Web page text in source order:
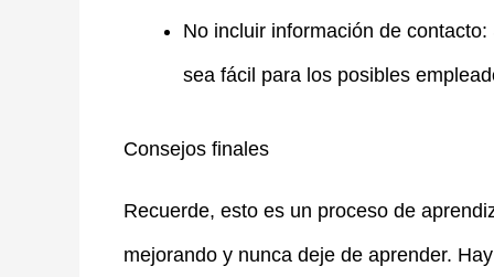
No incluir información de
sea fácil para los posibles
Consejos finales
Recuerde, esto es un proceso de
mejorando y nunca deje de aprender.